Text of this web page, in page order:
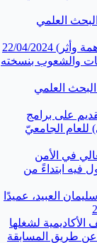
العلمي
وأثر) 22/04/2024
والشعوب بنسخته
العلمي
على برامج
للعام الجامعيّ
في الأمن
فيه ابتداءً من
العبيد، عميدًا
لشغلها
عن طريق المسابقة